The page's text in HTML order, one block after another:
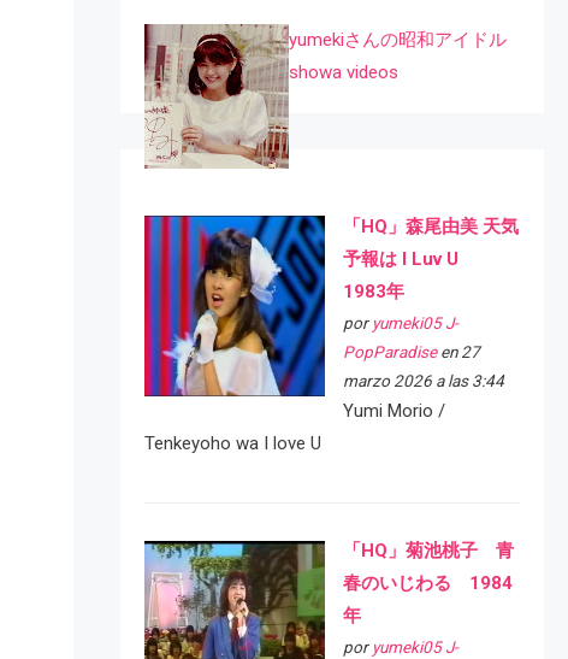
yumekiさんの昭和アイドル
showa videos
「HQ」森尾由美 天気
予報は I Luv U
1983年
por yumeki05 J-
PopParadiseen 27
marzo 2026 a las 3:44
Yumi Morio /
Tenkeyoho wa I love U
「HQ」菊池桃子 青
春のいじわる 1984
年
por yumeki05 J-